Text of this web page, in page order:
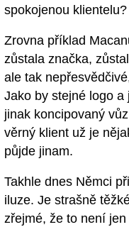
spokojenou klientelu?
Zrovna příklad
zůstala značka,
ale tak
Jako by stejné logo
jinak koncipovaný
věrný klient už je
půjde jinam.
Takhle dnes Němci
iluze. Je strašně
zřejmé, že to není